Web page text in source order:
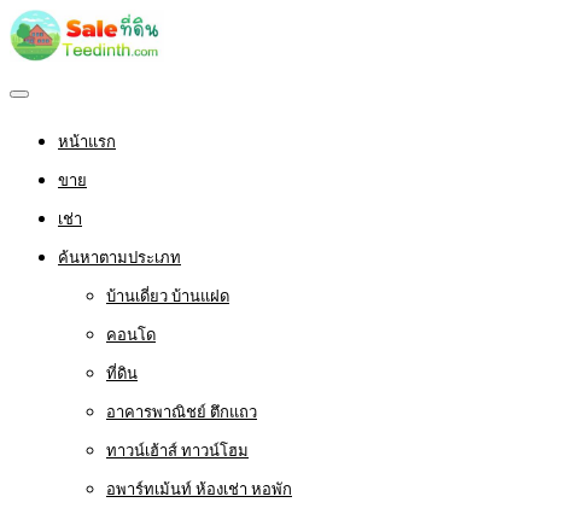
หน้าแรก
ขาย
เช่า
ค้นหาตามประเภท
บ้านเดี่ยว บ้านแฝด
คอนโด
ที่ดิน
อาคารพาณิชย์ ตึกแถว
ทาวน์เฮ้าส์ ทาวน์โฮม
อพาร์ทเม้นท์ ห้องเช่า หอพัก